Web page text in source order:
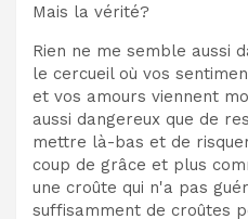
Mais la vérité?
Rien ne me semble aussi
le cercueil où vos
et vos amours viennent
aussi dangereux que de
mettre là-bas et de
coup de grâce et plus
une croûte qui n'a pas
suffisamment de croûtes